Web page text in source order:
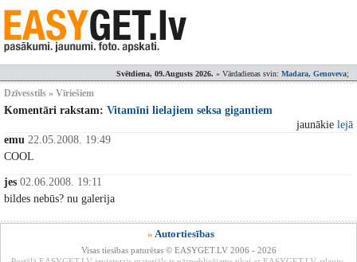
Svētdiena, 09.Augusts 2026. » Vārdadienas svin: Madara, Genoveva;
Dzīvesstils » Vīriešiem
Komentāri rakstam: Vitamīni lielajiem seksa gigantiem
jaunākie lejā
emu 22.05.2008. 19:49
COOL
jes 02.06.2008. 19:11
bildes nebūs? nu galerija
» Autortiesības
Visas tiesības paturētas © EASYGET.LV 2006 - 2026